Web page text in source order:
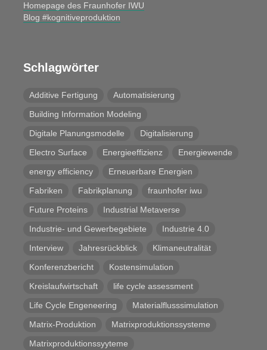
Homepage des Fraunhofer IWU
Blog #kognitiveproduktion
Schlagwörter
Additive Fertigung
Automatisierung
Building Information Modeling
Digitale Planungsmodelle
Digitalisierung
Electro Surface
Energieeffizienz
Energiewende
energy efficiency
Erneuerbare Energien
Fabriken
Fabrikplanung
fraunhofer iwu
Future Proteins
Industrial Metaverse
Industrie- und Gewerbegebiete
Industrie 4.0
Interview
Jahresrückblick
Klimaneutralität
Konferenzbericht
Kostensimulation
Kreislaufwirtschaft
life cycle assessment
Life Cycle Engeneering
Materialflusssimulation
Matrix-Produktion
Matrixproduktionssysteme
Matrixproduktionssyyteme